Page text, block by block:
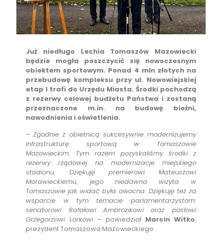
Już niedługo Lechia Tomaszów Mazowiecki
będzie mogła poszczycić się nowoczesnym
obiektem sportowym. Ponad 4 mln złotych na
przebudowę kompleksu przy ul. Nowowiejskiej
etap I trafi do Urzędu Miasta. Środki pochodzą
z rezerwy celowej budżetu Państwa i zostaną
przeznaczone m.in. na budowę bieżni,
nawodnienia i oświetlenia.
–Zgodnie z obietnicą sukcesywnie modernizujemy
infrastrukturę sportową w Tomaszowie
Mazowieckim. Tym razem pozyskaliśmy środki z
rezerwy rządowej na modernizacje miejskiego
stadionu. Dziękuję premierowi Mateuszowi
Morawieckiemu, jego niedawna wizyta w
Tomaszowie jak widać była owocna. Dziękuję też za
wsparcie w tym temacie parlamentarzystom:
senatorowi Rafałowi Ambrozikowi oraz posłowi
Grzegorzowi Lorkowi– powiedział Marcin Witko,
prezydent Tomaszowa Mazowieckiego.